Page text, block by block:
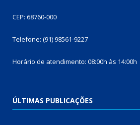
CEP: 68760-000
Telefone: (91) 98561-9227
Horário de atendimento: 08:00h às 14:00h
ÚLTIMAS PUBLICAÇÕES